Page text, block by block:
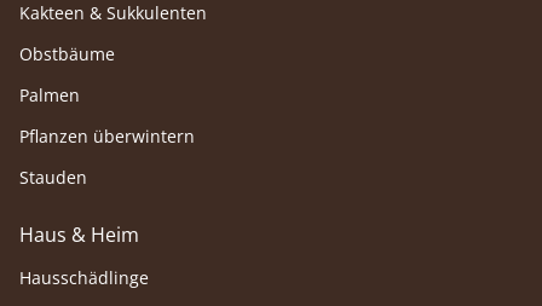
Kakteen & Sukkulenten
Obstbäume
Palmen
Pflanzen überwintern
Stauden
Haus & Heim
Hausschädlinge